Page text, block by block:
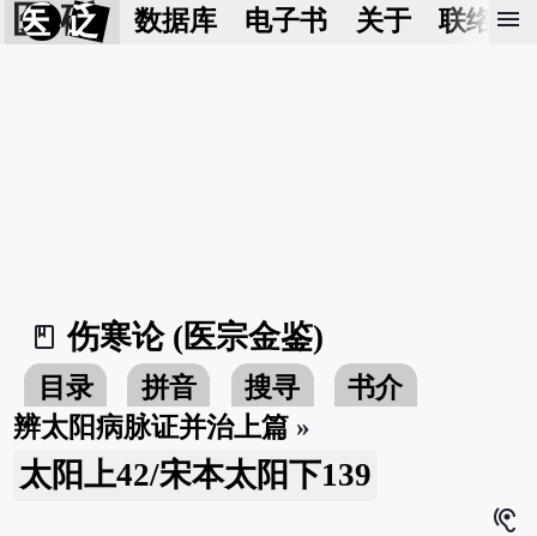
医 砭 数据库 电子书 关于 联络我
menu
book_2
伤寒论 (医宗金鉴)
目录 拼音 搜寻
书介
辨太阳病脉证并治上篇 »
太阳上42/宋本太阳下139
hearing